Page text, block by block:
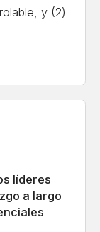
y (2)
líderes
a largo